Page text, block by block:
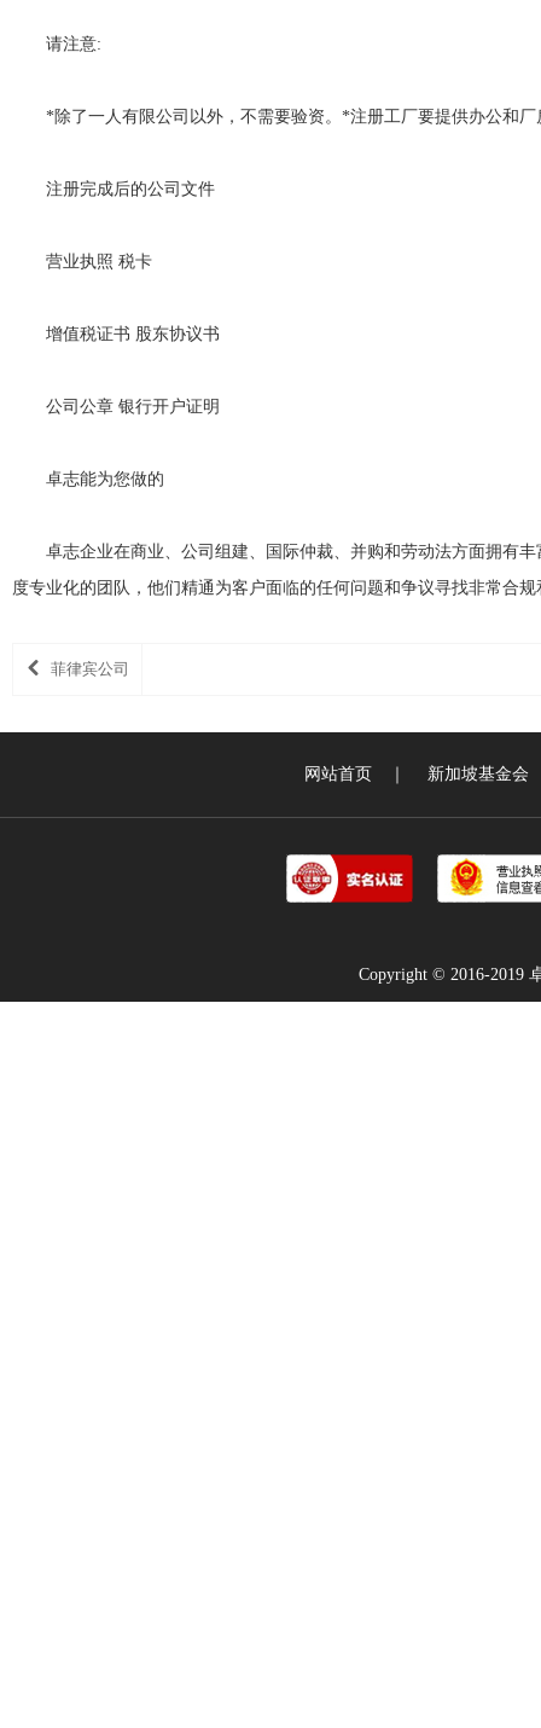
请注意:
*除了一人有限公司以外，不需要验资。*注册工厂要提供办公和厂
注册完成后的公司文件
营业执照 税卡
增值税证书 股东协议书
公司公章 银行开户证明
卓志能为您做的
卓志企业在商业、公司组建、国际仲裁、并购和劳动法方面拥有
度专业化的团队，他们精通为客户面临的任何问题和争议寻找非常合
菲律宾公司
网站首页 新加坡基金会
Copyright © 2016-2019